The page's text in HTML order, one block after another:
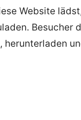
Website
Besucher
herunterladen